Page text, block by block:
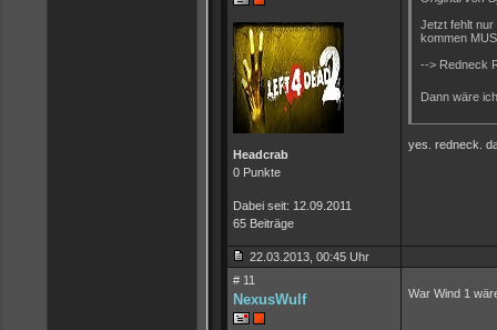
Headcrab
0 Punkte
Dabei seit: 12.09.2011
65 Beiträge
Jetzt fehlt nur
kommen
--> Redneck
Dann wäre
yes. redneck.
22.03.2013, 00:45 Uhr
# 11
NexusWulf War Wind 1